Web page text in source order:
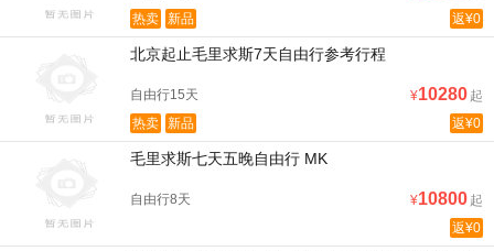
返¥0
热卖 新品
北京起止毛里求斯7天自由行参考行程
自由行15天 ¥10280 起
返¥0
热卖 新品
毛里求斯七天五晚自由行 MK
自由行8天 ¥10800 起
返¥0